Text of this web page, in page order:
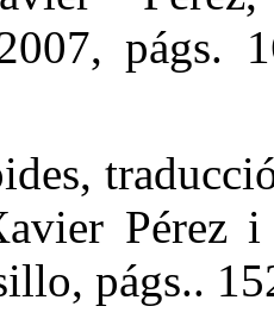
págs.
Pérez
págs..